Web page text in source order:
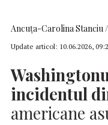
Ancuţa-Carolina Stanciu
Update articol: 10.06.2026,
incidentul
americane